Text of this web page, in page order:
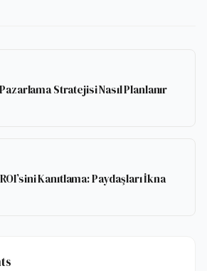
Stratejisi Nasıl Planlanır
Kanıtlama: Paydaşları İkna